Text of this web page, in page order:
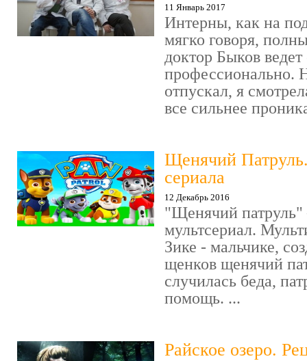
11 Январь 2017
Интерны, как на
мягко говоря,
доктор Быков ведет
профессионально.
отпускал, я
все сильнее
Щенячий
сериала
12 Декабрь 2016
"Щенячий патруль"
мультсериал.
Зике - мальчике,
щенков щенячий
случилась беда,
помощь. ...
Райское озеро.